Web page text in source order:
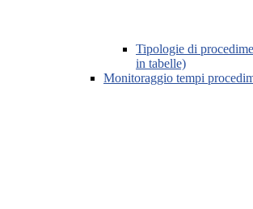
Tipologie di
in tabelle)
Monitoraggio tempi